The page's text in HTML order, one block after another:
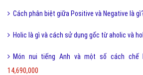
Cách phân biệt giữa Positive và Negative là
Holic là gì và cách sử dụng gốc từ aholic và
Món nui tiếng Anh và một số cách chế
14,690,000